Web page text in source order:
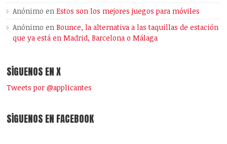
Anónimo enEstos son los mejores juegos para móviles
Anónimo enBounce, la alternativa a las taquillas de estación
que ya está en Madrid, Barcelona o Málaga
SÍGUENOS EN X
Tweets por @applicantes
SÍGUENOS EN FACEBOOK